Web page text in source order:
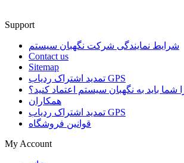
Support
شرایط نمایندگی شرکت نگهبان سیستم
Contact us
Sitemap
تمدید اشتراک ردیاب GPS
شما باید به نگهبان سیستم اعتماد کنید؟
همکاران
تمدید اشتراک ردیاب GPS
قوانین فروشگاه
My Account